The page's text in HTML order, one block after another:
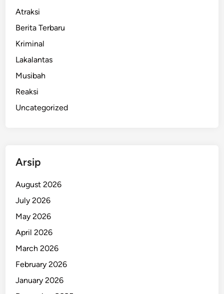
b
H
g
Atraksi
Berita Terbaru
Kriminal
Lakalantas
Musibah
Reaksi
Uncategorized
Arsip
August 2026
July 2026
May 2026
April 2026
March 2026
February 2026
January 2026